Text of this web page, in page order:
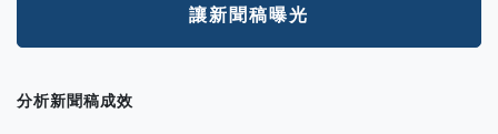
讓新聞稿曝光
分析新聞稿成效